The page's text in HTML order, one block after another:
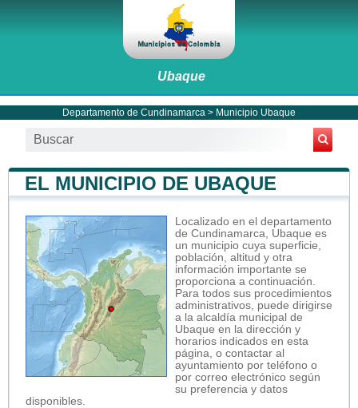
Ubaque
Departamento de Cundinamarca > Municipio Ubaque
EL MUNICIPIO DE UBAQUE
Localizado en el departamento
de Cundinamarca, Ubaque es
un municipio cuya superficie,
población, altitud y otra
información importante se
proporciona a continuación.
Para todos sus procedimientos
administrativos, puede dirigirse
a la alcaldía municipal de
Ubaque en la dirección y
horarios indicados en esta
página, o contactar al
ayuntamiento por teléfono o
por correo electrónico según
su preferencia y datos
disponibles.